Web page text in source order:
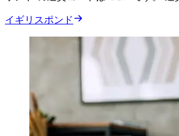
イギリスポンド